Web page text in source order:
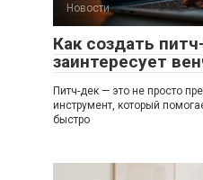
Новости
Как создать
заинтересует
Питч-дек — это не просто
инструмент, который
быстро